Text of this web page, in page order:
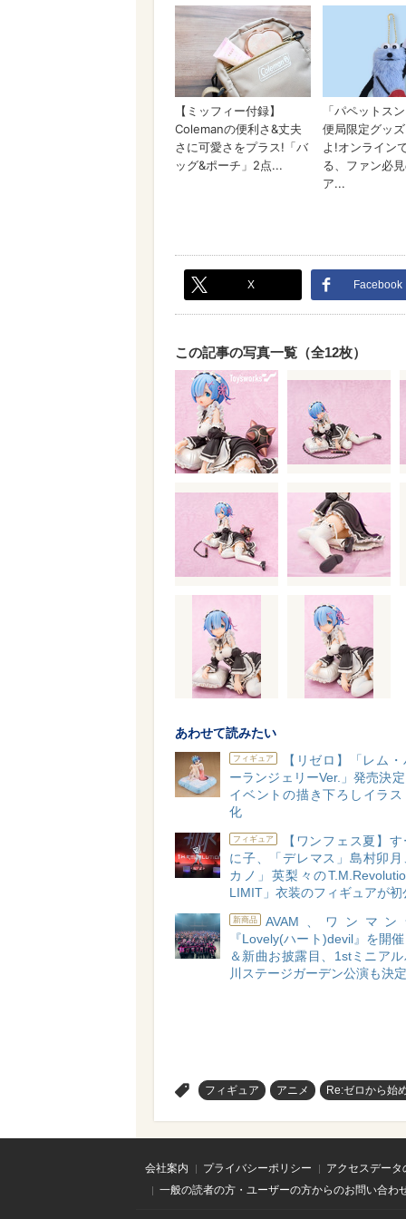
X Facebook
この記事の写真一覧（全12枚）
あわせて読みたい
フィギュア
【リゼロ】「レム
ーランジェリーVer.」発売決
イベントの描き下ろしイラ
化
フィギュア
【ワンフェス夏】
に子、「デレマス」島村卯
カノ」英梨々の
LIMIT」衣装のフィギュアが初
新商品
AVAM、ワンマ
『Lovely(ハート)devil』を開
＆新曲お披露目、1stミニア
川ステージガーデン公演も決定
フィギュア アニメ Re:ゼロから始
会社案内 プライバシーポリシー
アクセスデー
一般の読者の方・ユーザーの方からのお問い合わ